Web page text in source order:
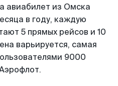
авиабилет из Омска
в году, каждую
5 прямых рейсов и 10
варьируется, самая
9000